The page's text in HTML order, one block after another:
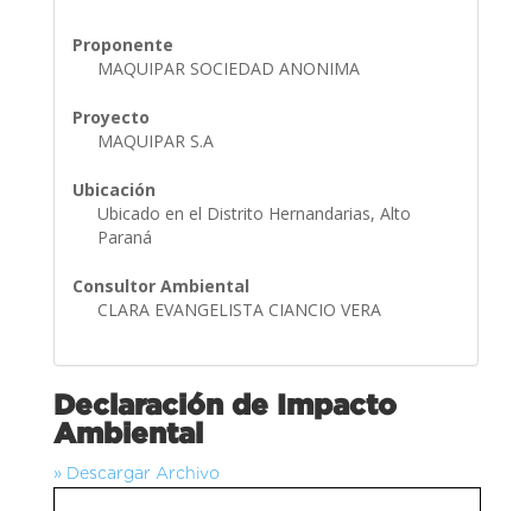
Proponente
MAQUIPAR SOCIEDAD ANONIMA
Proyecto
MAQUIPAR S.A
Ubicación
Ubicado en el Distrito Hernandarias, Alto
Paraná
Consultor Ambiental
CLARA EVANGELISTA CIANCIO VERA
Declaración de Impacto
Ambiental
» Descargar Archivo